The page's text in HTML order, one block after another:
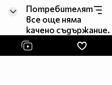
Потребителят
все още няма
качено съдържание.